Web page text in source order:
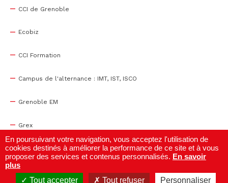
CCI de Grenoble
Ecobiz
CCI Formation
Campus de l'alternance : IMT, IST, ISCO
Grenoble EM
Grex
WTC Grenoble
Centre de congrès
En poursuivant votre navigation, vous acceptez l'utilisation de
cookies destinés à améliorer la performance de ce site et à vous
proposer des services et contenus personnalisés. En savoir
plus
Tout accepter
Tout refuser Personnaliser